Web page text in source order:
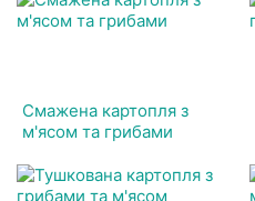
Смажена картопля з
м'ясом та грибами